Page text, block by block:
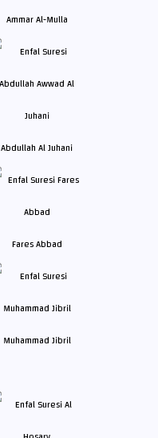
Ammar Al-Mulla
Abdullah Al Juhani
Fares Abbad
Muhammad Jibril